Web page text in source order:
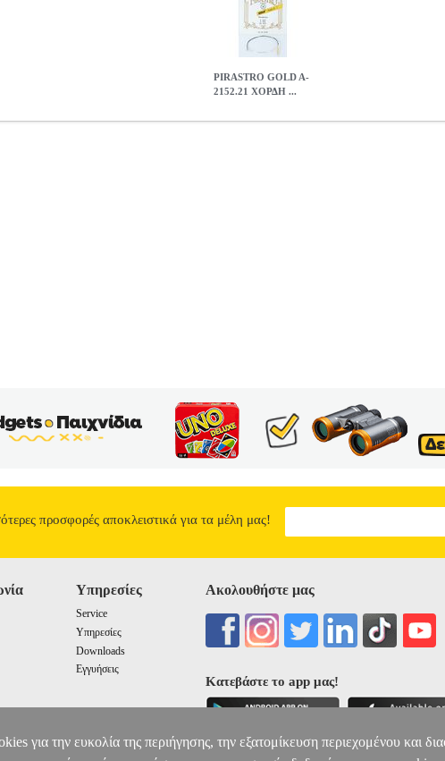
PIRASTRO GOLD A-
2152.21 ΧΟΡΔΗ ...
προσφορές αποκλειστικά για τα μέλη μας!
Υπηρεσίες
Service
Υπηρεσίες
Downloads
Εγγυήσεις
Ακολουθήστε μας
Κατεβάστε το app μας!
για την ευκολία της περιήγησης, την εξατομίκευση περιεχομένου και